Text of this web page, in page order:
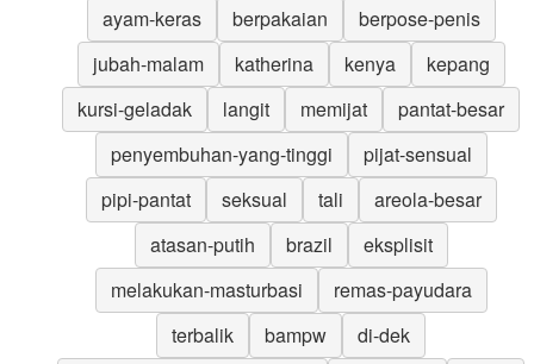
ayam-keras
berpakaian
berpose-penis
jubah-malam
katherina kenya
kepang
kursi-geladak
langit memijat
pantat-besar
penyembuhan-yang-tinggi
pijat-sensual
pipi-pantat
seksual tali
areola-besar
atasan-putih
brazil
eksplisit
melakukan-masturbasi
remas-payudara
terbalik
bampw
di-dek